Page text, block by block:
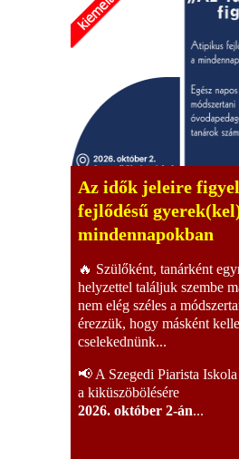
Az idők jeleire
fejlődésű
mindennapokban
🔥 Szülőként, tanárként
helyzettel találjuk szembe
nem elég széles a
érezzük, hogy másként
cselekednünk...
📢 A Szegedi Piarista
a kiküszöbölésére
2026. október 2-án...